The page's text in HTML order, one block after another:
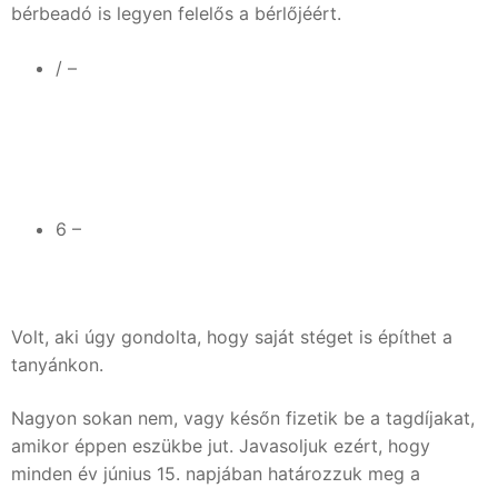
bérbeadó is legyen felelős a bérlőjéért.
/ –
6 –
Volt, aki úgy gondolta, hogy saját stéget is építhet a
tanyánkon.
Nagyon sokan nem, vagy későn fizetik be a tagdíjakat,
amikor éppen eszükbe jut. Javasoljuk ezért, hogy
minden év június 15. napjában határozzuk meg a